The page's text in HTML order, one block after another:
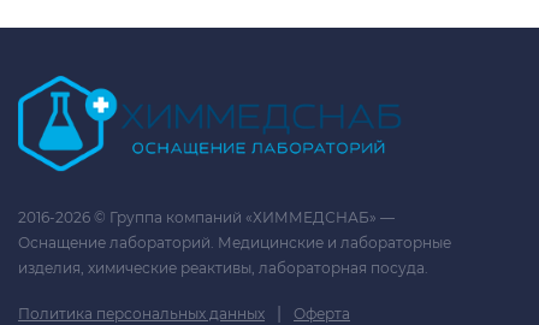
2016-2026 © Группа компаний «ХИММЕДСНАБ» —
Оснащение лабораторий. Медицинские и лабораторные
изделия, химические реактивы, лабораторная посуда.
Политика персональных данных | Оферта